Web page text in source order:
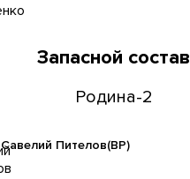
Запасной состав
Родина-2
Савелий Пителов(ВР)